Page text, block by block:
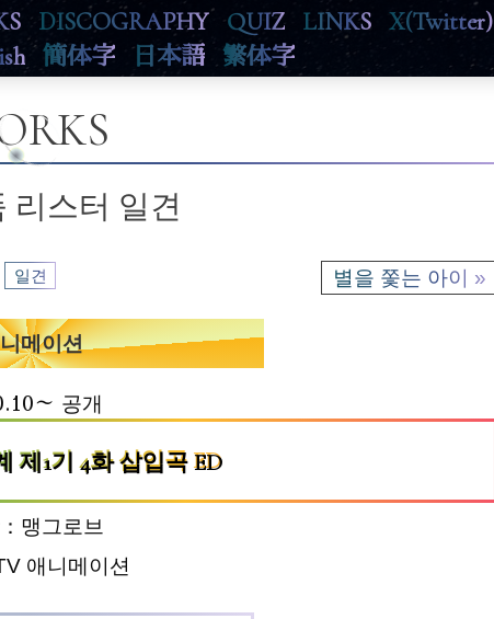
DISCOGRAPHY QUIZ LINKS X(Twitter)
簡体字 日本語 繁体字
리스터 일견
일견 별을 쫓는 아이 »
메이션
～ 공개
제1기 4화 삽입곡 ED
맹그로브
애니메이션